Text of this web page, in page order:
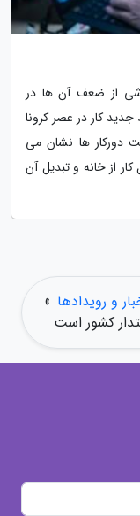
از ضعف آن ها در
کار در عصر کرونا
دورکار ها نشان می
از خانه و تبدیل آن
و رویدادها »
کشور است